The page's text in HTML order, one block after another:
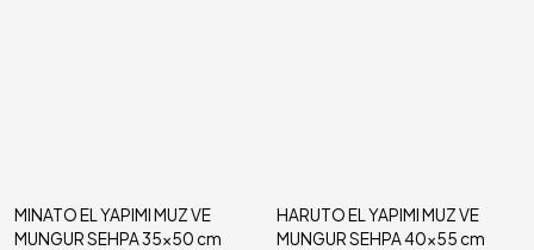
MINATO EL YAPIMI MUZ VE
MUNGUR SEHPA 35x50 cm
HARUTO EL YAPIMI MUZ VE
MUNGUR SEHPA 40x55 cm